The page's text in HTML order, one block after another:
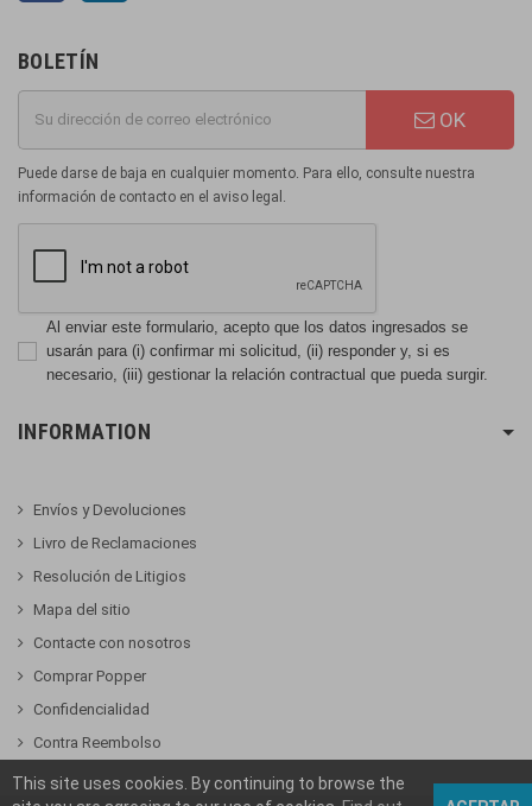
BOLETÍN
OK
Puede darse de baja en cualquier momento. Para ello, consulte nuestra
información de contacto en el aviso legal.
Al enviar este formulario, acepto que los datos ingresados se
usarán para (i) confirmar mi solicitud, (ii) responder y, si es
necesario, (iii) gestionar la relación contractual que pueda surgir.
INFORMATION
Envíos y Devoluciones
Livro de Reclamaciones
Resolución de Litigios
Mapa del sitio
Contacte con nosotros
Comprar Popper
Confidencialidad
Contra Reembolso
This site uses cookies. By continuing to browse the